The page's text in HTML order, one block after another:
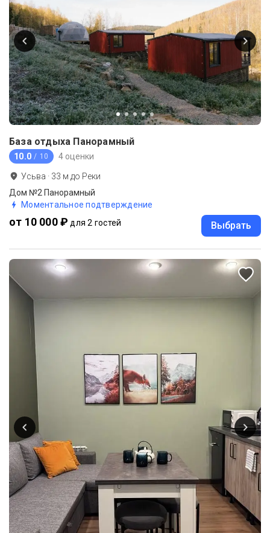
База отдыха Панорамный
10.0 / 10 4 оценки
Усьва · 33 м до Реки
Дом №2 Панорамный
Моментальное подтверждение
от 10 000 ₽ для 2 гостей Выбрать